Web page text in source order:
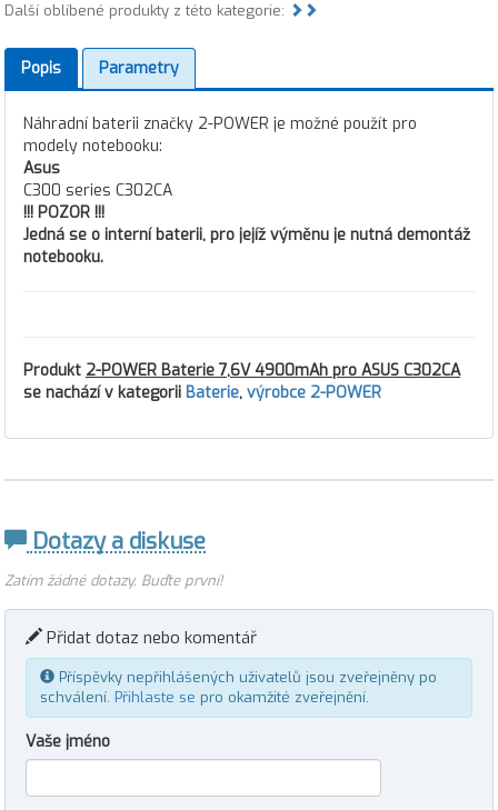
Další oblíbené produkty z této kategorie:
Popis Parametry
Náhradní baterii značky 2-POWER je možné použít pro
modely notebooku:
Asus
C300 series C302CA
!!! POZOR !!!
Jedná se o interní baterii, pro jejíž výměnu je nutná demontáž
notebooku.
Produkt 2-POWER Baterie 7,6V 4900mAh pro ASUS C302CA
se nachází v kategorii Baterie, výrobce 2-POWER
Dotazy a diskuse
Zatím žádné dotazy. Buďte první!
Přidat dotaz nebo komentář
Příspěvky nepřihlášených uživatelů jsou zveřejněny po
schválení. Přihlaste se pro okamžité zveřejnění.
Vaše jméno